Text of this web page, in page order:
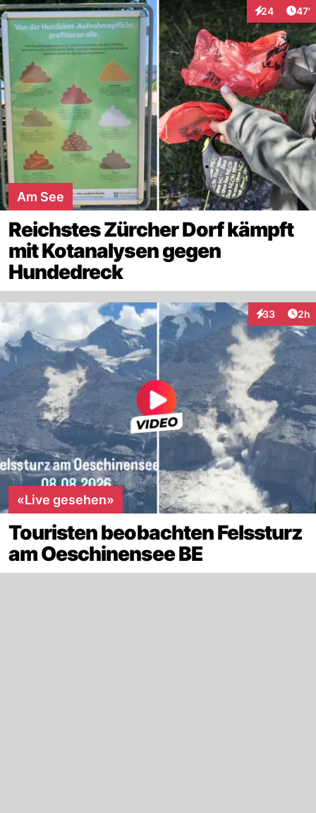
24
Interaktionen
47'
Am See
Reichstes Zürcher Dorf kämpft
mit Kotanalysen gegen
Hundedreck
33
Interaktionen
2h
«Live gesehen»
Touristen beobachten Felssturz
am Oeschinensee BE